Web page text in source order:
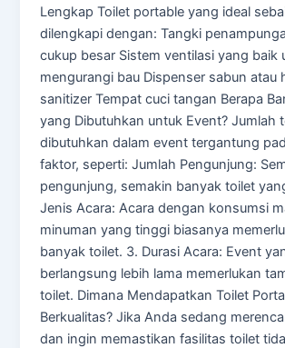
Lengkap Toilet portable yang ideal
dilengkapi dengan: Tangki
cukup besar Sistem ventilasi yang baik
mengurangi bau Dispenser sabun atau
sanitizer Tempat cuci tangan Berapa
yang Dibutuhkan untuk Event? Jumlah
dibutuhkan dalam event tergantung
faktor, seperti: Jumlah Pengunjung:
pengunjung, semakin banyak toilet
Jenis Acara: Acara dengan konsumsi
minuman yang tinggi biasanya
banyak toilet. 3. Durasi Acara: Event
berlangsung lebih lama memerlukan
toilet. Dimana Mendapatkan Toilet
Berkualitas? Jika Anda sedang
dan ingin memastikan fasilitas toilet